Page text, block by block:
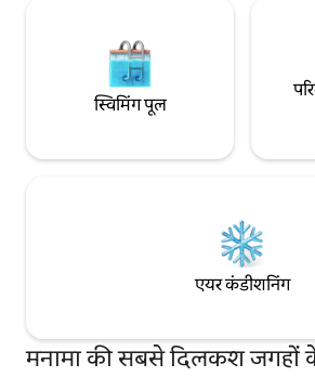
स्विमिंग पूल
एयर कंडीशनिंग
मनामा की सबसे दिलकश